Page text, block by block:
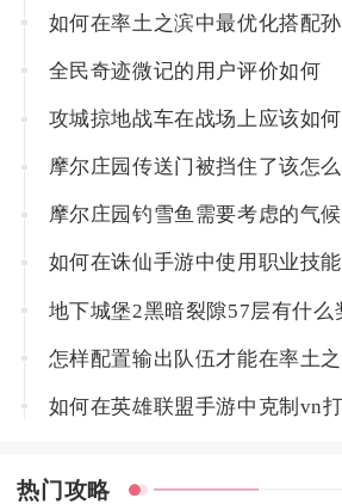
如何在率土之滨中最优化搭配
全民奇迹微记的用户评价如何
攻城掠地战车在战场上应该如
摩尔庄园传送门被挡住了该怎
地下城堡2黑暗裂隙57层有什么
如何在英雄联盟手游中克制vn
热门攻略